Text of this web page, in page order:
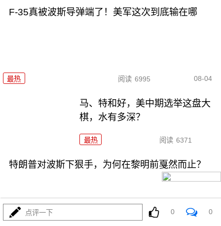
F-35真被波斯导弹端了！美军这次到底输在哪
最热 阅读 6995 08-04
马、特和好，美中期选举这盘大
棋，水有多深？
最热 阅读 6371
特朗普对波斯下狠手，为何在黎明前戛然而止？
点评一下 0 0